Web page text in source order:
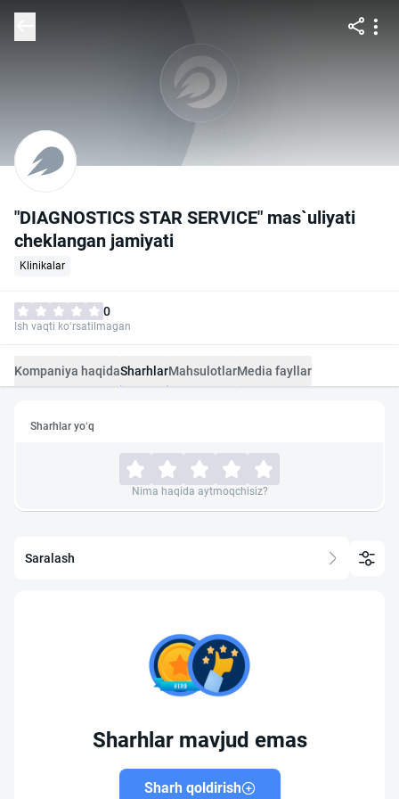
"DIAGNOSTICS STAR SERVICE" mas`uliyati
cheklangan jamiyati
Klinikalar
0
Ish vaqti ko‘rsatilmagan
Kompaniya haqidaSharhlarMahsulotlarMedia fayllar
Sharhlar yo‘q
Nima haqida aytmoqchisiz?
Saralash
Sharhlar mavjud emas
Sharh qoldirish